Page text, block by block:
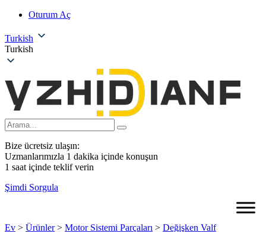
Oturum Aç
Turkish
Turkish
Bize ücretsiz ulaşın:
Uzmanlarımızla 1 dakika içinde konuşun
1 saat içinde teklif verin
Şimdi Sorgula
Ev > Ürünler> Motor Sistemi Parçaları > Değişken Valf